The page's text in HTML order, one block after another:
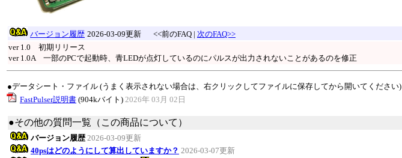
バージョン履歴 2026-03-09更新 <<前のFAQ | 次のFAQ>>
ver 1.0 初期リリース
ver 1.0A 一部のPCで起動時、青LEDが点灯しているのにパルスが出力されないことがあるのを修正
●データシート・ファイル (うまく表示されない場合は、右クリックしてファイルに保存してから開いてください)
FastPulser説明書 (904kバイト) 2026年 03月 02日
●その他の質問一覧（この商品について）
バージョン履歴 2026-03-09更新
40psはどのようにして算出していますか？ 2026-03-07更新